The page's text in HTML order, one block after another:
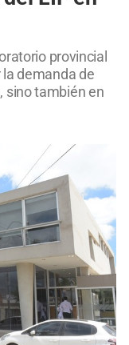
provincial
demanda de
sino también en